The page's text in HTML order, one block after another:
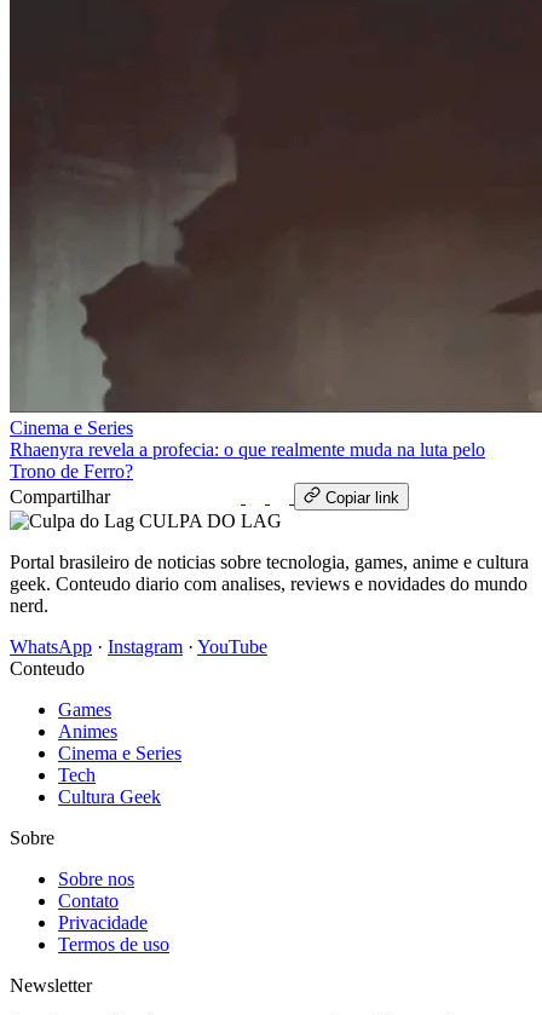
Cinema e Series
Rhaenyra revela a profecia: o que realmente muda na luta pelo
Trono de Ferro?
Compartilhar
Copiar link
CULPA DO LAG
Portal brasileiro de noticias sobre tecnologia, games, anime e cultura
geek. Conteudo diario com analises, reviews e novidades do mundo
nerd.
WhatsApp · Instagram · YouTube
Conteudo
Games
Animes
Cinema e Series
Tech
Cultura Geek
Sobre
Sobre nos
Contato
Privacidade
Termos de uso
Newsletter